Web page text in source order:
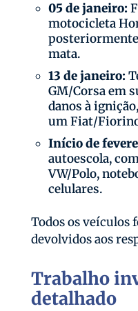
05 de janeiro:
motocicleta
posteriormente
mata.
13 de janeiro:
GM/Corsa em
danos à
um Fiat/
Início de
autoescola,
VW/Polo,
celulares.
Todos os veículos
devolvidos aos
Trabalho
detalhado